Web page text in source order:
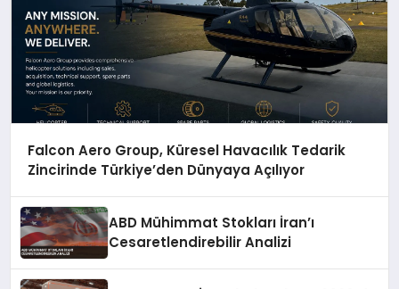
Falcon Aero Group, Küresel Havacılık Tedarik
Zincirinde Türkiye’den Dünyaya Açılıyor
ABD Mühimmat Stokları İran’ı
Cesaretlendirebilir Analizi